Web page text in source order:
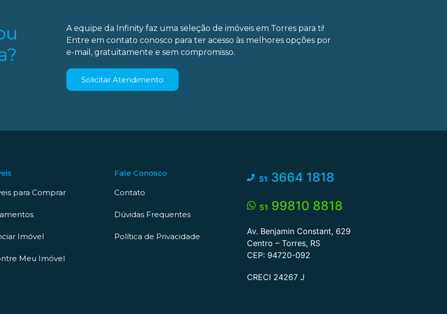
A equipe da Infinity faz uma seleção de imóveis em Torres para ti!
Entre em contato conosco para ter acesso às melhores opções por
e-mail, gratuitamente e sem compromisso.
Solicitar Atendimento
para Comprar
Imóvel
Meu Imóvel
Fale Conosco
Contato
Dúvidas Frequentes
Política de Privacidade
51 3664 1818
51 99810 8818
Av. Benjamin Constant, 629
Centro – Torres, RS
CEP: 94720-092
CRECI 24267 J